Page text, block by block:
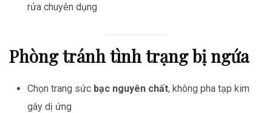
rửa chuyên dụng
Phòng tránh tình trạng bị ngứa
Chọn trang sức bạc nguyên chất, không pha tạp kim
gây dị ứng